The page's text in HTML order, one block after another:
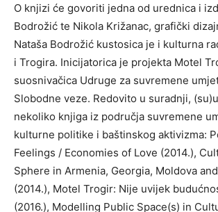
O knjizi će govoriti jedna od urednica i
Bodrožić te Nikola Križanac, grafički
Nataša Bodrožić kustosica je i kulturna
i Trogira. Inicijatorica je projekta Motel
suosnivačica Udruge za suvremene
Slobodne veze. Redovito u suradnji,
nekoliko knjiga iz područja suvremene
kulturne politike i baštinskog aktivizma:
Feelings / Economies of Love (2014.),
Sphere in Armenia, Georgia, Moldova
(2014.), Motel Trogir: Nije uvijek
(2016.), Modelling Public Space(s) in